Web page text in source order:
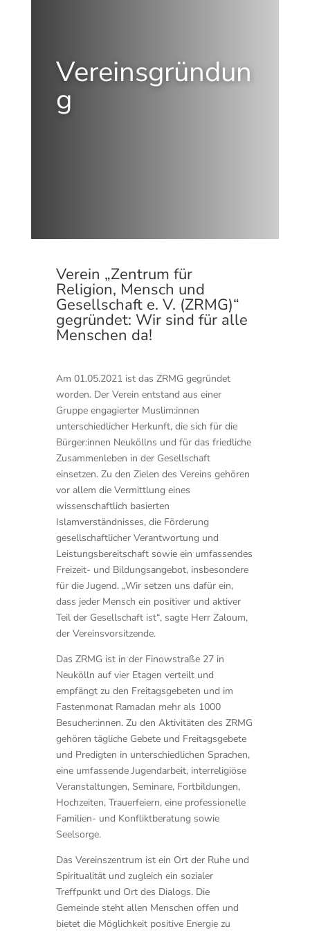
Vereinsgründun
g
Verein „Zentrum für
Religion, Mensch und
Gesellschaft e. V. (ZRMG)“
gegründet: Wir sind für alle
Menschen da!
Am 01.05.2021 ist das ZRMG gegründet
worden. Der Verein entstand aus einer
Gruppe engagierter Muslim:innen
unterschiedlicher Herkunft, die sich für die
Bürger:innen Neuköllns und für das friedliche
Zusammenleben in der Gesellschaft
einsetzen. Zu den Zielen des Vereins gehören
vor allem die Vermittlung eines
wissenschaftlich basierten
Islamverständnisses, die Förderung
gesellschaftlicher Verantwortung und
Leistungsbereitschaft sowie ein umfassendes
Freizeit- und Bildungsangebot, insbesondere
für die Jugend. „Wir setzen uns dafür ein,
dass jeder Mensch ein positiver und aktiver
Teil der Gesellschaft ist“, sagte Herr Zaloum,
der Vereinsvorsitzende.
Das ZRMG ist in der Finowstraße 27 in
Neukölln auf vier Etagen verteilt und
empfängt zu den Freitagsgebeten und im
Fastenmonat Ramadan mehr als 1000
Besucher:innen. Zu den Aktivitäten des ZRMG
gehören tägliche Gebete und Freitagsgebete
und Predigten in unterschiedlichen Sprachen,
eine umfassende Jugendarbeit, interreligiöse
Veranstaltungen, Seminare, Fortbildungen,
Hochzeiten, Trauerfeiern, eine professionelle
Familien- und Konfliktberatung sowie
Seelsorge.
Das Vereinszentrum ist ein Ort der Ruhe und
Spiritualität und zugleich ein sozialer
Treffpunkt und Ort des Dialogs. Die
Gemeinde steht allen Menschen offen und
bietet die Möglichkeit positive Energie zu